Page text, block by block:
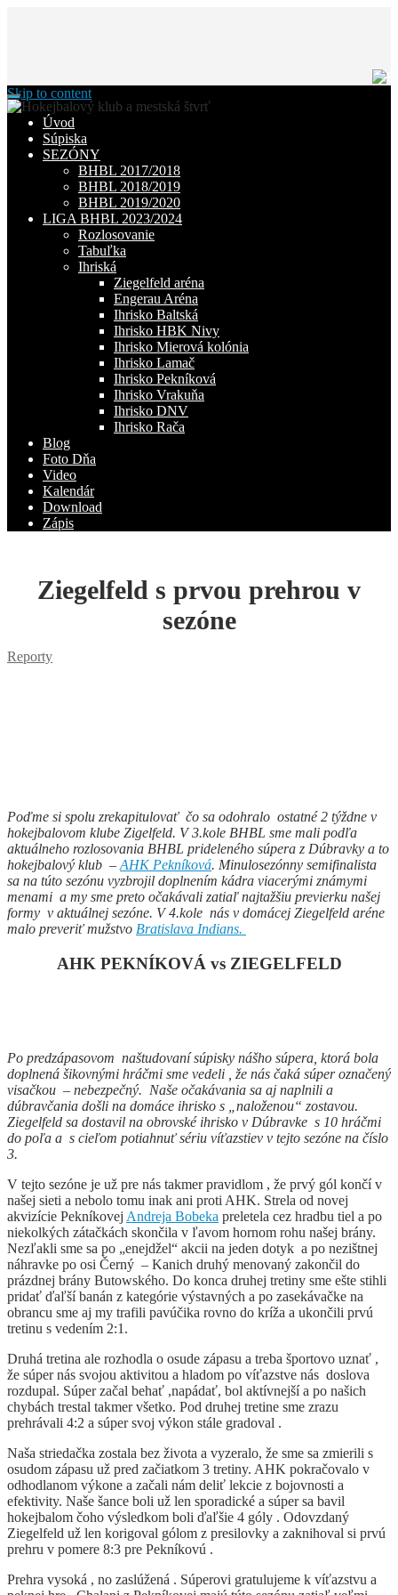
Skip to content
Úvod
Súpiska
SEZÓNY
BHBL 2017/2018
BHBL 2018/2019
BHBL 2019/2020
LIGA BHBL 2023/2024
Rozlosovanie
Tabuľka
Ihriská
Ziegelfeld aréna
Engerau Aréna
Ihrisko Baltská
Ihrisko HBK Nivy
Ihrisko Mierová kolónia
Ihrisko Lamač
Ihrisko Pekníková
Ihrisko Vrakuňa
Ihrisko DNV
Ihrisko Rača
Blog
Foto Dňa
Video
Kalendár
Download
Zápis
Ziegelfeld s prvou prehrou v
sezóne
Reporty
Poďme si spolu zrekapitulovať čo sa odohralo ostatné 2 týždne v
hokejbalovom klube Zigelfeld. V 3.kole BHBL sme mali podľa
aktuálneho rozlosovania BHBL prideleného súpera z Dúbravky a to
hokejbalový klub – AHK Pekníková. Minulosezónny semifinalista
sa na túto sezónu vyzbrojil doplnením kádra viacerými známymi
menami a my sme preto očakávali zatiaľ najtažšiu previerku našej
formy v aktuálnej sezóne. V 4.kole nás v domácej Ziegelfeld aréne
malo preveriť mužstvo Bratislava Indians.
AHK PEKNÍKOVÁ vs ZIEGELFELD
Po predzápasovom naštudovaní súpisky nášho súpera, ktorá bola
doplnená šikovnými hráčmi sme vedeli , že nás čaká súper označený
visačkou – nebezpečný. Naše očakávania sa aj naplnili a
dúbravčania došli na domáce ihrisko s „naloženou“ zostavou.
Ziegelfeld sa dostavil na obrovské ihrisko v Dúbravke s 10 hráčmi
do poľa a s cieľom potiahnuť sériu víťazstiev v tejto sezóne na číslo
3.
V tejto sezóne je už pre nás takmer pravidlom , že prvý gól končí v
našej sieti a nebolo tomu inak ani proti AHK. Strela od novej
akvizície Pekníkovej Andreja Bobeka preletela cez hradbu tiel a po
niekolkých zátačkách skončila v ľavom hornom rohu našej brány.
Nezľakli sme sa po „enejdžel“ akcii na jeden dotyk a po nezištnej
náhravke po osi Černý – Kanich druhý menovaný zakončil do
prázdnej brány Butowského. Do konca druhej tretiny sme ešte stihli
pridať ďaľší banán z kategórie výstavných a po zasekávačke na
obrancu sme aj my trafili pavúčika rovno do kríža a ukončili prvú
tretinu s vedením 2:1.
Druhá tretina ale rozhodla o osude zápasu a treba športovo uznať ,
že súper nás svojou aktivitou a hladom po víťazstve nás doslova
rozdupal. Súper začal behať ,napádať, bol aktívnejší a po našich
chybách trestal takmer všetko. Pod druhej tretine sme zrazu
prehrávali 4:2 a súper svoj výkon stále gradoval .
Naša striedačka zostala bez života a vyzeralo, že sme sa zmierili s
osudom zápasu už pred začiatkom 3 tretiny. AHK pokračovalo v
odhodlanom výkone a začali nám deliť lekcie z bojovnosti a
efektivity. Naše šance boli už len sporadické a súper sa bavil
hokejbalom čoho výsledkom boli ďaľšie 4 góly . Odovzdaný
Ziegelfeld už len korigoval gólom z presilovky a zaknihoval si prvú
prehru v pomere 8:3 pre Pekníkovú .
Prehra vysoká , no zaslúžená . Súperovi gratulujeme k víťazstvu a